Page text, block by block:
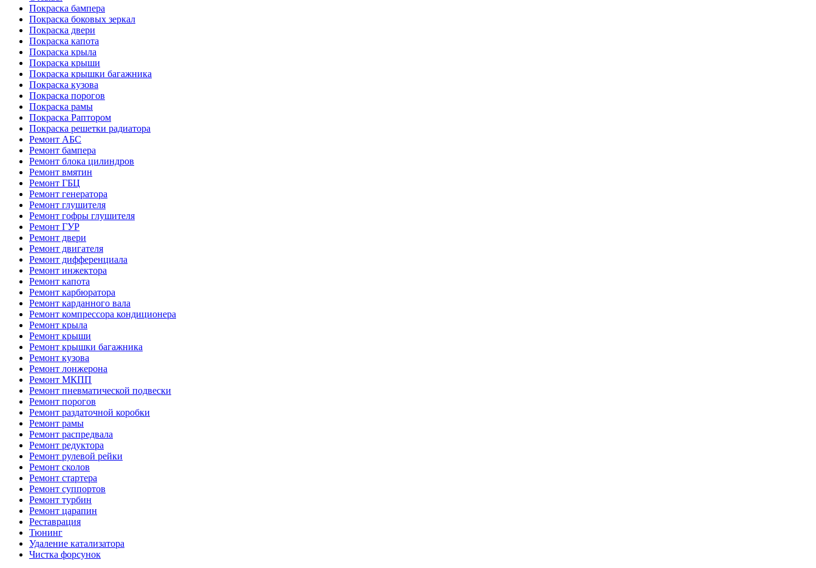
Покраска бампера
Покраска боковых зеркал
Покраска двери
Покраска капота
Покраска крыла
Покраска крыши
Покраска крышки багажника
Покраска кузова
Покраска порогов
Покраска рамы
Покраска Раптором
Покраска решетки радиатора
Ремонт АБС
Ремонт бампера
Ремонт блока цилиндров
Ремонт вмятин
Ремонт ГБЦ
Ремонт генератора
Ремонт глушителя
Ремонт гофры глушителя
Ремонт ГУР
Ремонт двери
Ремонт двигателя
Ремонт дифференциала
Ремонт инжектора
Ремонт капота
Ремонт карбюратора
Ремонт карданного вала
Ремонт компрессора кондиционера
Ремонт крыла
Ремонт крыши
Ремонт крышки багажника
Ремонт кузова
Ремонт лонжерона
Ремонт МКПП
Ремонт пневматической подвески
Ремонт порогов
Ремонт раздаточной коробки
Ремонт рамы
Ремонт распредвала
Ремонт редуктора
Ремонт рулевой рейки
Ремонт сколов
Ремонт стартера
Ремонт суппортов
Ремонт турбин
Ремонт царапин
Реставрация
Тюнинг
Удаление катализатора
Чистка форсунок